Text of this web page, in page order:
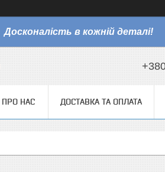
Досконалість в кожній деталі!
ПРО НАС ДОСТАВКА ТА ОПЛАТА